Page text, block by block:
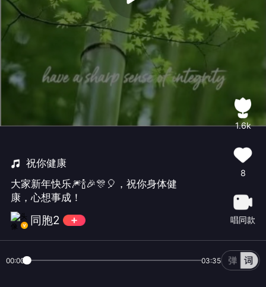
祝你健康
大家新年快乐🎆🍾🎉🎊🎈，祝你身体健
康，心想事成！
同胞2
1.6k
8
唱同款
00:00 03:35